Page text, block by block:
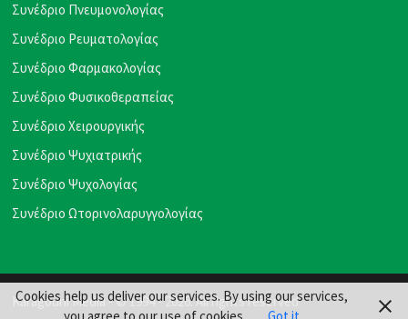
Συνέδριο Πνευμονολογίας
Συνέδριο Ρευματολογίας
Συνέδριο Φαρμακολογίας
Συνέδριο Φυσικοθεραπείας
Συνέδριο Χειρουργικής
Συνέδριο Ψυχιατρικής
Συνέδριο Ψυχολογίας
Συνέδριο Ωτορινολαρυγγολογίας
Karagouni Media- © 1994 - 2026. All rights reserved
Cookies help us deliver our services. By using our services,